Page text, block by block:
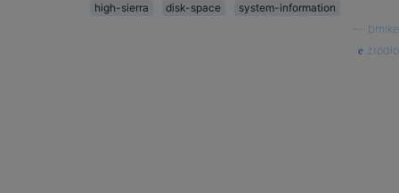
high-sierra disk-space
system-information
bmike
źródło